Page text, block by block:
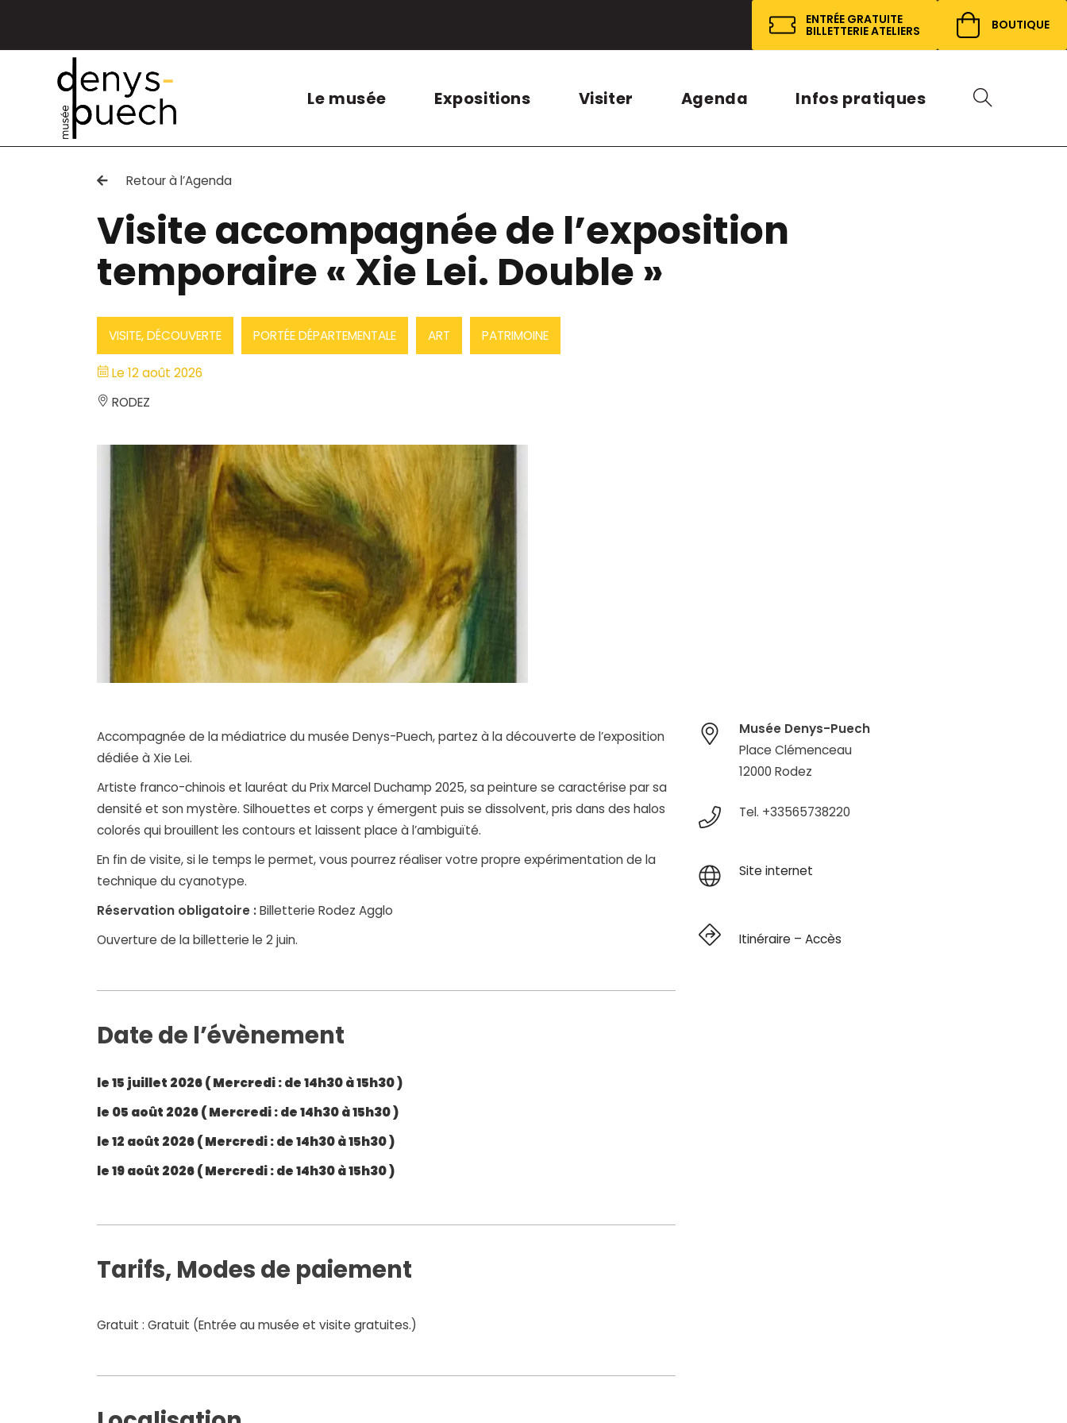
ENTRÉE GRATUITE
BILLETTERIE ATELIERS BOUTIQUE
Le musée Expositions Visiter Agenda Infos pratiques
Retour à l’Agenda
Visite accompagnée de l’exposition
temporaire « Xie Lei. Double »
VISITE, DÉCOUVERTE PORTÉE DÉPARTEMENTALE ART PATRIMOINE
Le 12 août 2026
RODEZ
Accompagnée de la médiatrice du musée Denys-Puech, partez à la découverte de l’exposition
dédiée à Xie Lei.
Artiste franco-chinois et lauréat du Prix Marcel Duchamp 2025, sa peinture se caractérise par sa
densité et son mystère. Silhouettes et corps y émergent puis se dissolvent, pris dans des halos
colorés qui brouillent les contours et laissent place à l’ambiguïté.
En fin de visite, si le temps le permet, vous pourrez réaliser votre propre expérimentation de la
technique du cyanotype.
Réservation obligatoire :Billetterie Rodez Agglo
Ouverture de la billetterie le 2 juin.
Date de l’évènement
le 15 juillet 2026 (Mercredi: de 14h30 à 15h30 )
le 05 août 2026 (Mercredi: de 14h30 à 15h30 )
le 12 août 2026 (Mercredi: de 14h30 à 15h30 )
le 19 août 2026 (Mercredi: de 14h30 à 15h30 )
Tarifs, Modes de paiement
Gratuit : Gratuit (Entrée au musée et visite gratuites.)
Musée Denys-Puech
Place Clémenceau
12000 Rodez
Tel. +33565738220
Site internet
Itinéraire – Accès